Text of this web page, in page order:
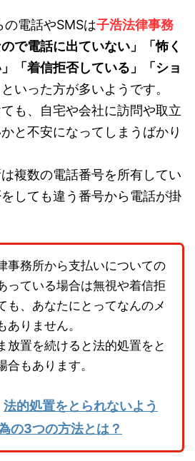
の電話やSMSは子浩法律事務
ので電話に出ていない」「怖く
「着信拒否している」「ショ
といった方が多いようです。
も、自宅や会社に訪問や取立
と不安になってしまうばかり
複数の電話番号を所有してい
しても違う番号から電話が掛
事務所から支払いについての
っている場合は無視や着信拒
も、あなたにとってなんのメ
ありません。
放置を続けると法的処置をと
合もあります。
法的処置をとられないよう
の3つの方法とは？